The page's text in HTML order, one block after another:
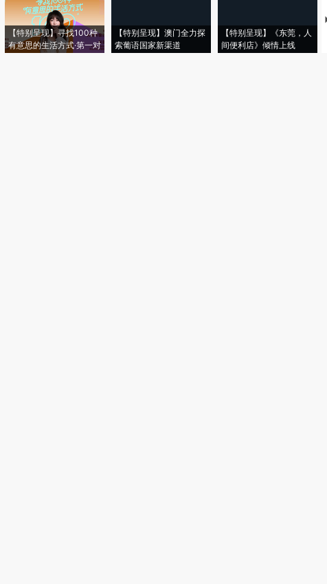
【特别呈现】寻找100种
有意思的生活方式·第一对
【特别呈现】澳门全力探
索葡语国家新渠道
【特别呈现】《东莞，人
间便利店》倾情上线